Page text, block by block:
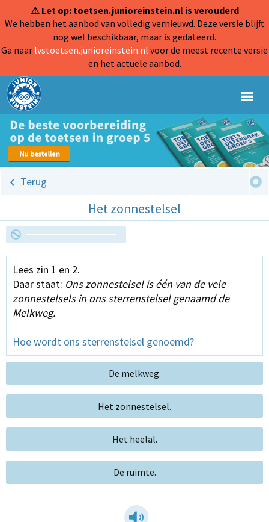
⚠️ Let op: toetsen.junioreinstein.nl is verouderd
We hebben het aanbod van volledig vernieuwd. Deze versie blijft
nog wel beschikbaar, maar is gedateerd.
Ga naar lvstoetsen.junioreinstein.nl voor de meest recente versie
en het actuele aanbod.
Terug
Het zonnestelsel
Lees zin 1 en 2.
Daar staat: Ons zonnestelsel is één van de vele
zonnestelsels in ons sterrenstelsel genaamd de
Melkweg.
Hoe wordt ons sterrenstelsel genoemd?
De melkweg.
Het zonnestelsel.
Het heelal.
De ruimte.